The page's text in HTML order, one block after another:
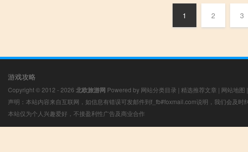
1 2 3
游戏攻略
Copyright © 2012 - 2026 北欧旅游网 Powered by 网站分类目录 | 精选推荐文章 | 网站地图 |
声明：本站内容来自互联网，如信息有错误可发邮件到f_fb#foxmail.com说明，我们会及时
本站仅为个人兴趣爱好，不接盈利性广告及商业合作